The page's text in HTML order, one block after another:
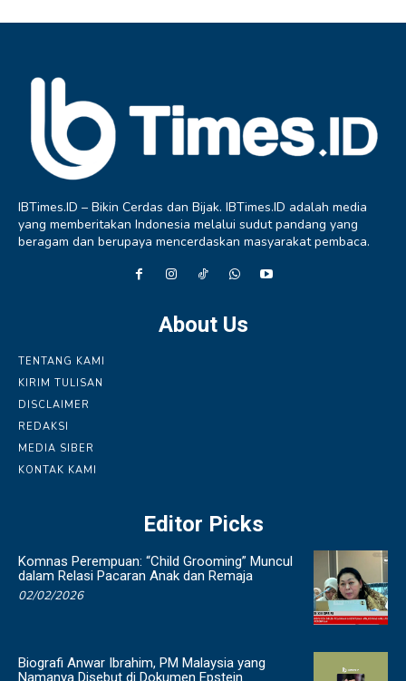
IBTimes.ID – Bikin Cerdas dan Bijak. IBTimes.ID adalah media
yang memberitakan Indonesia melalui sudut pandang yang
beragam dan berupaya mencerdaskan masyarakat pembaca.
About Us
TENTANG KAMI
KIRIM TULISAN
DISCLAIMER
REDAKSI
MEDIA SIBER
KONTAK KAMI
Editor Picks
Komnas Perempuan: “Child Grooming” Muncul
dalam Relasi Pacaran Anak dan Remaja
02/02/2026
Biografi Anwar Ibrahim, PM Malaysia yang
Namanya Disebut di Dokumen Epstein